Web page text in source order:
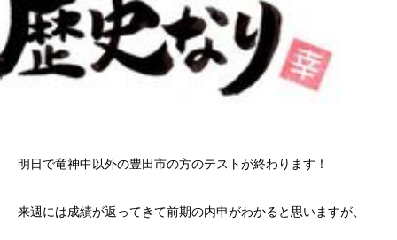
明日で竜神中以外の豊田市の方のテストが終わります！
来週には成績が返ってきて前期の内申がわかると思いますが、